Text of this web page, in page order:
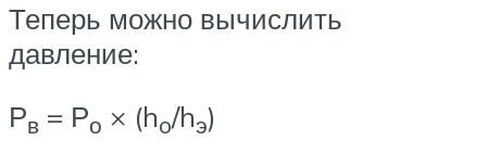
Теперь можно вычислить
давление:
Рв = Ро × (ho/hэ)